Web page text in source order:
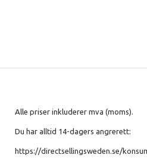
Alle priser inkluderer mva (moms).
Du har alltid 14-dagers angrerett:
https://directsellingsweden.se/